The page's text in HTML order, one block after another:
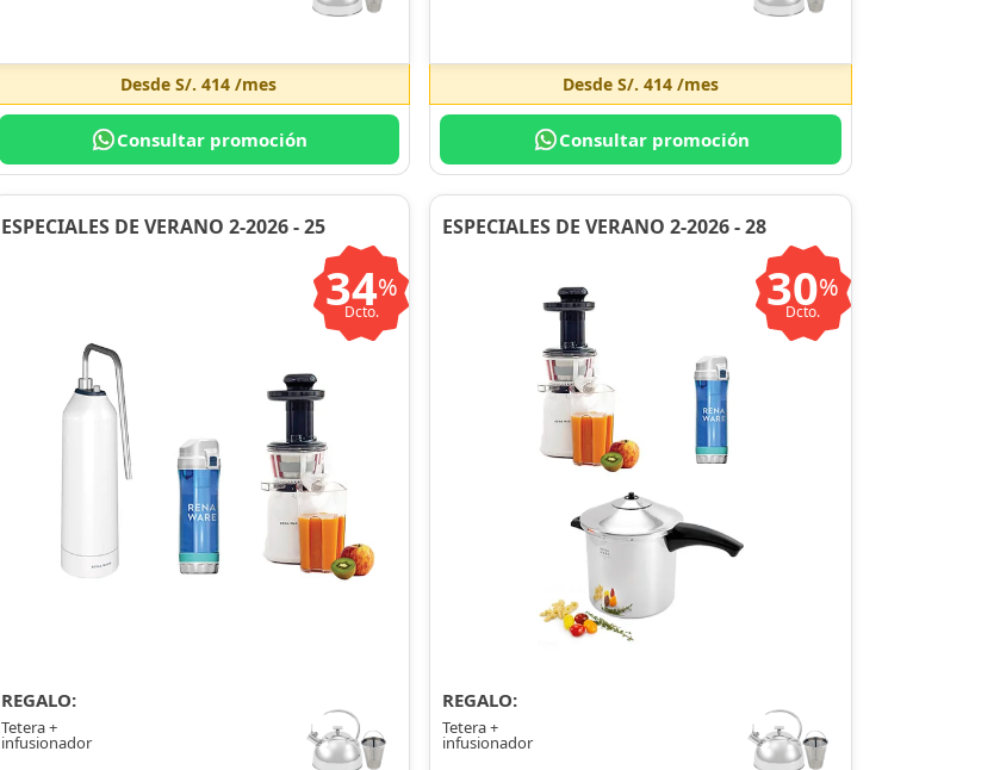
DesdeS/. 414 /mes
Consultar promoción
DesdeS/. 414 /mes
Consultar promoción
ESPECIALES DE VERANO 2-2026 - 25
34%
Dcto.
REGALO:
Tetera +
infusionador
ESPECIALES DE VERANO 2-2026 - 28
30%
Dcto.
REGALO:
Tetera +
infusionador